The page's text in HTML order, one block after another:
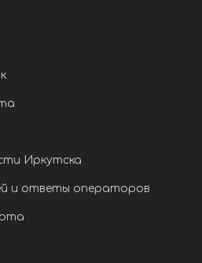
Иркутска
и ответы операторов